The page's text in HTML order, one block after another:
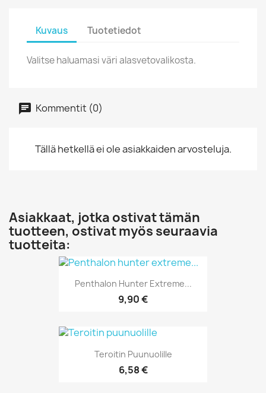
Kuvaus Tuotetiedot
Valitse haluamasi väri alasvetovalikosta.
Kommentit (0)
Tällä hetkellä ei ole asiakkaiden arvosteluja.
Asiakkaat, jotka ostivat tämän
tuotteen, ostivat myös seuraavia
tuotteita:
Penthalon Hunter Extreme...
9,90 €
Teroitin Puunuolille
6,58 €